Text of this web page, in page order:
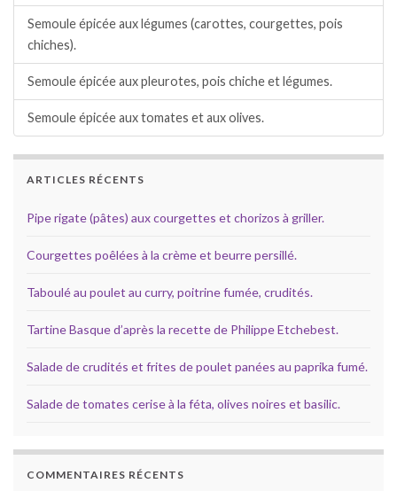
Semoule épicée aux légumes (carottes, courgettes, pois
chiches).
Semoule épicée aux pleurotes, pois chiche et légumes.
Semoule épicée aux tomates et aux olives.
ARTICLES RÉCENTS
Pipe rigate (pâtes) aux courgettes et chorizos à griller.
Courgettes poêlées à la crème et beurre persillé.
Taboulé au poulet au curry, poitrine fumée, crudités.
Tartine Basque d’après la recette de Philippe Etchebest.
Salade de crudités et frites de poulet panées au paprika fumé.
Salade de tomates cerise à la féta, olives noires et basilic.
COMMENTAIRES RÉCENTS